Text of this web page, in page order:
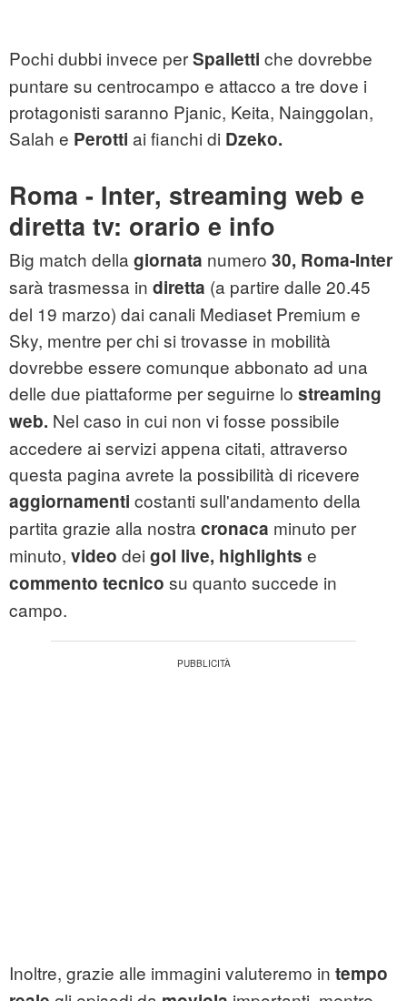
Pochi dubbi invece perSpalletti che dovrebbe
puntare su centrocampo e attacco a tre dove i
protagonisti saranno Pjanic, Keita, Nainggolan,
Salah e Perotti ai fianchi di Dzeko.
Roma - Inter, streaming web e
diretta tv: orario e info
Big match della giornata numero 30, Roma-Inter
sarà trasmessa in diretta (a partire dalle 20.45
del 19 marzo) dai canali Mediaset Premium e
Sky, mentre per chi si trovasse in mobilità
dovrebbe essere comunque abbonato ad una
delle due piattaforme per seguirne lo streaming
web. Nel caso in cui non vi fosse possibile
accedere ai servizi appena citati, attraverso
questa pagina avrete la possibilità di ricevere
aggiornamenti costanti sull'andamento della
partita grazie alla nostra cronaca minuto per
minuto, video dei gol live, highlights e
commento tecnico su quanto succede in
campo.
Inoltre, grazie alle immagini valuteremo in tempo